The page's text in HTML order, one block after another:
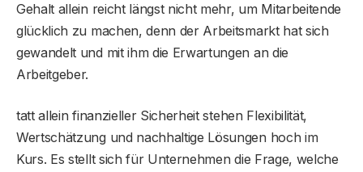
Gehalt allein reicht längst nicht mehr, um Mitarbeitende
glücklich zu machen, denn der Arbeitsmarkt hat sich
gewandelt und mit ihm die Erwartungen an die
Arbeitgeber.
tatt allein finanzieller Sicherheit stehen Flexibilität,
Wertschätzung und nachhaltige Lösungen hoch im
Kurs. Es stellt sich für Unternehmen die Frage, welche